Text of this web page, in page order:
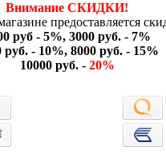
Внимание СКИДКИ!
предоставляется
руб - 5%, 3000 руб. - 7%
руб. - 10%, 8000 руб. - 15%
10000 руб. - 20%